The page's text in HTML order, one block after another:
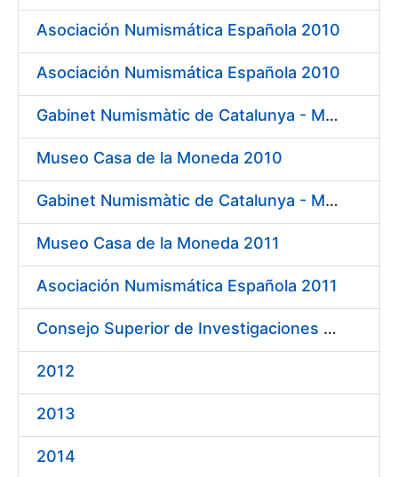
Asociación Numismática Española 2010
Asociación Numismática Española 2010
Gabinet Numismàtic de Catalunya - MNAC 2010
Museo Casa de la Moneda 2010
Gabinet Numismàtic de Catalunya - MNAC 2011
Museo Casa de la Moneda 2011
Asociación Numismática Española 2011
Consejo Superior de Investigaciones Científicas 2011
2012
2013
2014